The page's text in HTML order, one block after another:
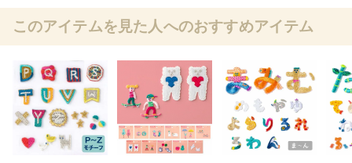
このアイテムを見た人へのおすすめアイテム